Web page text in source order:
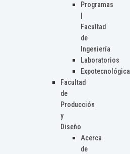
Programas
Facultad
de
Ingeniería
Laboratorios
Expotecnológica
Facultad
de
Producción
y
Diseño
Acerca
de